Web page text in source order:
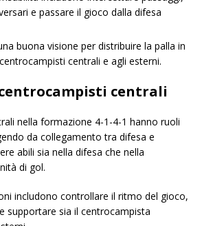
e passare il gioco dalla difesa
buona visione per distribuire la palla in
centrali e agli esterni.
centrali
nella formazione 4-1-4-1 hanno ruoli
da collegamento tra difesa e
abili sia nella difesa che nella
di gol.
includono controllare il ritmo del gioco,
supportare sia il centrocampista